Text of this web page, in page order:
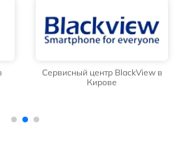
Сервисный центр BlackView в
Кирове